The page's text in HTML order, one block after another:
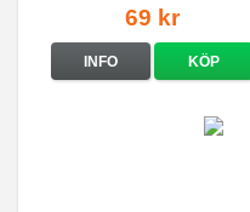
69 kr
INFO KÖP